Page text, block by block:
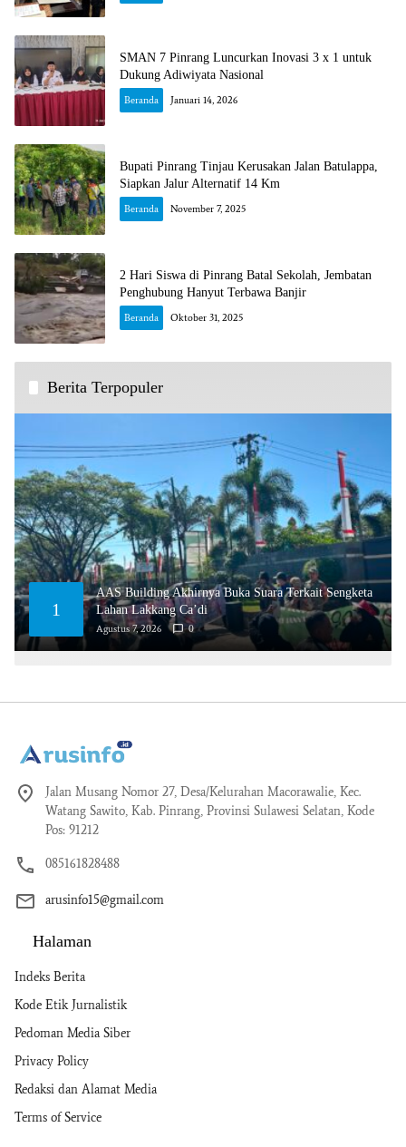
SMAN 7 Pinrang Luncurkan Inovasi 3 x 1 untuk
Dukung Adiwiyata Nasional
Beranda Januari 14, 2026
Bupati Pinrang Tinjau Kerusakan Jalan Batulappa,
Siapkan Jalur Alternatif 14 Km
Beranda November 7, 2025
2 Hari Siswa di Pinrang Batal Sekolah, Jembatan
Penghubung Hanyut Terbawa Banjir
Beranda Oktober 31, 2025
Berita Terpopuler
1
AAS Building Akhirnya Buka Suara Terkait Sengketa
Lahan Lakkang Ca’di
Agustus 7, 2026 0
Jalan Musang Nomor 27, Desa/Kelurahan Macorawalie, Kec.
Watang Sawito, Kab. Pinrang, Provinsi Sulawesi Selatan, Kode
Pos: 91212
085161828488
arusinfo15@gmail.com
Halaman
Indeks Berita
Kode Etik Jurnalistik
Pedoman Media Siber
Privacy Policy
Redaksi dan Alamat Media
Terms of Service